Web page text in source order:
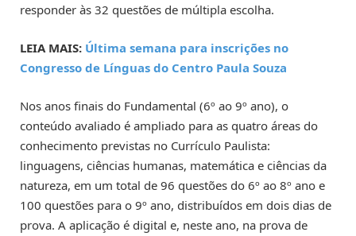
responder às 32 questões de múltipla escolha.
LEIA MAIS: Última semana para inscrições no
Congresso de Línguas do Centro Paula Souza
Nos anos finais do Fundamental (6º ao 9º ano), o
conteúdo avaliado é ampliado para as quatro áreas do
conhecimento previstas no Currículo Paulista:
linguagens, ciências humanas, matemática e ciências da
natureza, em um total de 96 questões do 6º ao 8º ano e
100 questões para o 9º ano, distribuídos em dois dias de
prova. A aplicação é digital e, neste ano, na prova de